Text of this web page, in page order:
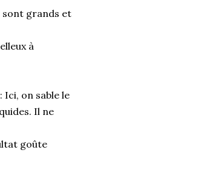
sont grands et
à
on sable le
Il ne
goûte